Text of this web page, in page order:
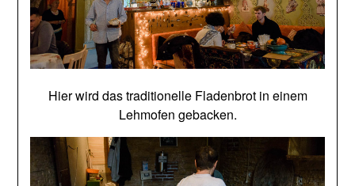
Hier wird das traditionelle Fladenbrot in einem
Lehmofen gebacken.